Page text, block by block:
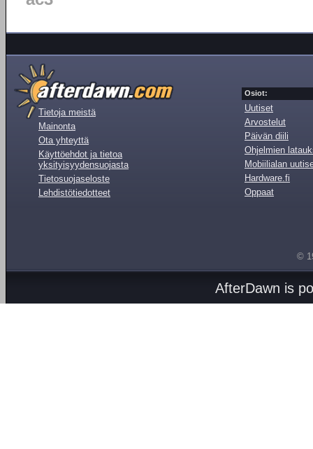
Tietoja meistä
Mainonta
Ota yhteyttä
Käyttöehdot ja tietoa
yksityisyydensuojasta
Tietosuojaseloste
Lehdistötiedotteet
Osiot:
Uutiset
Arvostelut
Päivän diili
Ohjelmien
Mobiilialan
Hardware.fi
Oppaat
©
AfterDawn is